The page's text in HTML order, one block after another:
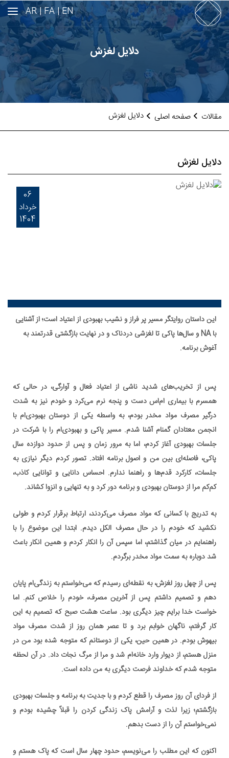
EN |
FA |
AR
دلایل لغزش
مقالات صفحه اصلی دلایل لغزش
دلایل لغزش
06
خرداد
1404
این داستان روایتگر مسیر پر فراز و نشیب بهبودی از اعتیاد است؛ از آشنایی
با NA و سال‌ها پاکی تا لغزشی دردناک و در نهایت بازگشتی قدرتمند به
آغوش برنامه.
پس از تخریب‌های شدید ناشی از اعتیاد فعال و آوارگی، در حالی که
همسرم با بیماری ام‌اس دست و پنجه نرم می‌کرد و خودم نیز به شدت
درگیر مصرف مواد مخدر بودم، به واسطه یکی از دوستان بهبودی‌ام با
انجمن معتادان گمنام آشنا شدم. مسیر پاکی و بهبودی‌ام را با شرکت در
جلسات بهبودی آغاز کردم، اما به مرور زمان و پس از حدود دوازده سال
پاکی، فاصله‌ای بین من و اصول برنامه افتاد. تصور کردم دیگر نیازی به
جلسات، کارکرد قدم‌ها و راهنما ندارم. احساس دانایی و توانایی کاذب،
کم‌کم مرا از دوستان بهبودی و برنامه دور کرد و به تنهایی و انزوا کشاند.
به تدریج با کسانی که مواد مصرف می‌کردند، ارتباط برقرار کردم و طولی
نکشید که خودم را در حال مصرف الکل دیدم. ابتدا این موضوع را با
راهنمایم در میان گذاشتم، اما سپس آن را انکار کردم و همین انکار باعث
شد دوباره به سمت مواد مخدر برگردم.
پس از چهل روز لغزش، به نقطه‌ای رسیدم که می‌خواستم به زندگی‌ام پایان
دهم و تصمیم داشتم پس از آخرین مصرف، خودم را خلاص کنم. اما
خواست خدا برایم چیز دیگری بود. ساعت هشت صبح که تصمیم به این
کار گرفتم، ناگهان خوابم برد و تا عصر همان روز از شدت مصرف مواد
بیهوش بودم. در همین حین، یکی از دوستانم که متوجه شده بود من در
منزل هستم، از دیوار وارد خانه‌ام شد و مرا از مرگ نجات داد. در آن لحظه
متوجه شدم که خداوند فرصت دیگری به من داده است.
از فردای آن روز مصرف را قطع کردم و با جدیت به برنامه و جلسات بهبودی
بازگشتم؛ زیرا لذت و آرامش پاک زندگی کردن را قبلاً چشیده بودم و
نمی‌خواستم آن را از دست بدهم.
اکنون که این مطلب را می‌نویسم، حدود چهار سال است که پاک هستم و